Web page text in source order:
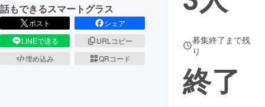
話もできるスマートグラス
ポスト
シェア
LINEで送る
URLコピー
埋め込み
QRコード
募集終了まで残
り
終了